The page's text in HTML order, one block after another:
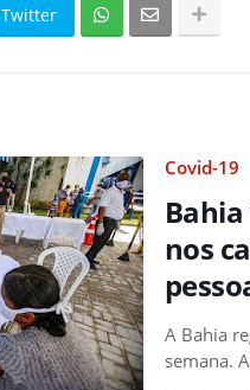
Twitter
Covid-19
nos
A Bahia
semana.